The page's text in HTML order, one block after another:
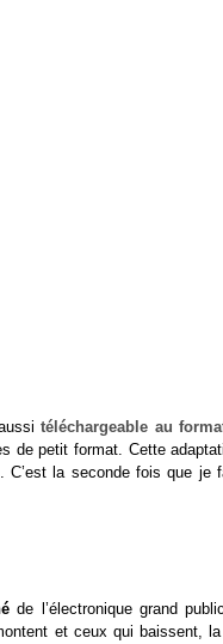
téléchargeable au
de petit format. Cette
la seconde fois que je
de l’électronique grand
et ceux qui baissent,